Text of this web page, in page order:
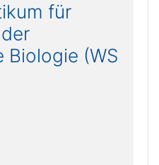
für
Biologie (WS